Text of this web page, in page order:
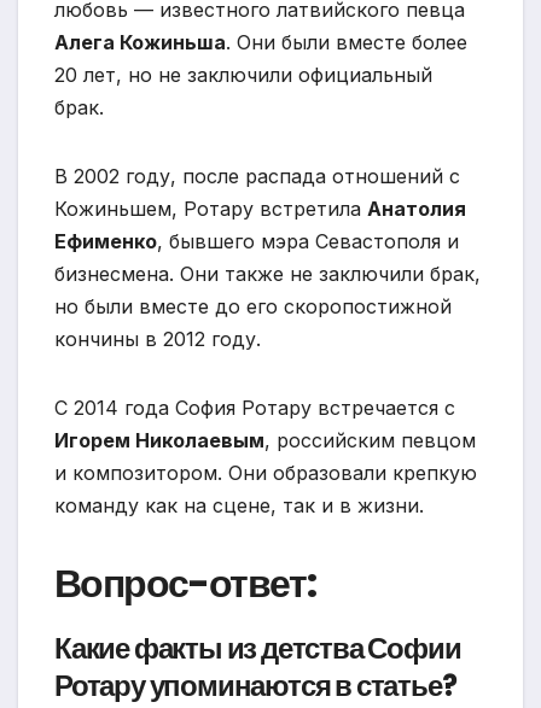
любовь — известного латвийского певца
Алега Кожиньша. Они были вместе более
20 лет, но не заключили официальный
брак.
В 2002 году, после распада отношений с
Кожиньшем, Ротару встретила Анатолия
Ефименко, бывшего мэра Севастополя и
бизнесмена. Они также не заключили брак,
но были вместе до его скоропостижной
кончины в 2012 году.
С 2014 года София Ротару встречается с
Игорем Николаевым, российским певцом
и композитором. Они образовали крепкую
команду как на сцене, так и в жизни.
Вопрос-ответ:
Какие факты из детства Софии
Ротару упоминаются в статье?